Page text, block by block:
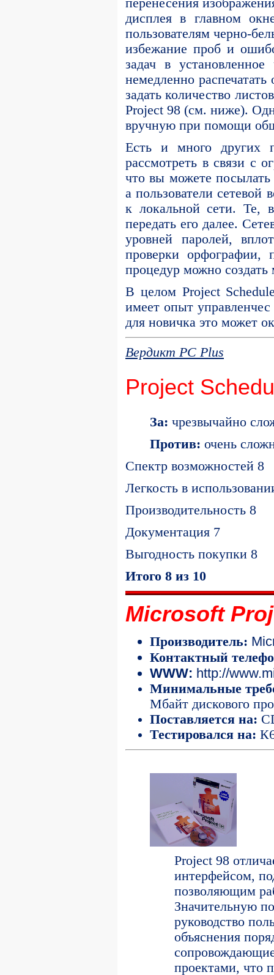
перенесения
дисплея в главном
пользователям черно-
избежание проб и
задач в
немедленно
задать количество
Project 98 (см. ниже).
вручную при помощи
Есть и много других
рассмотреть в связи с
что вы можете
а пользователи
к локальной сети. Те,
передать его далее.
уровней паролей,
проверки орфографии,
процедур можно
В целом Project
имеет опыт
для новичка это может
Вердикт PC Plus
Project
За: чрезвычайно
Против: очень
Спектр возможностей 8
Легкость в
Производительность 8
Документация 7
Выгодность покупки 8
Итого 8 из 10
Microsoft
Производитель:
Контактный
WWW: http://
Минимальные
Мбайт дискового
Поставляется на:
Тестировался на:
Project 98
интерфейсом,
позволяющим
Значительную
руководство
объяснения
проектами, что